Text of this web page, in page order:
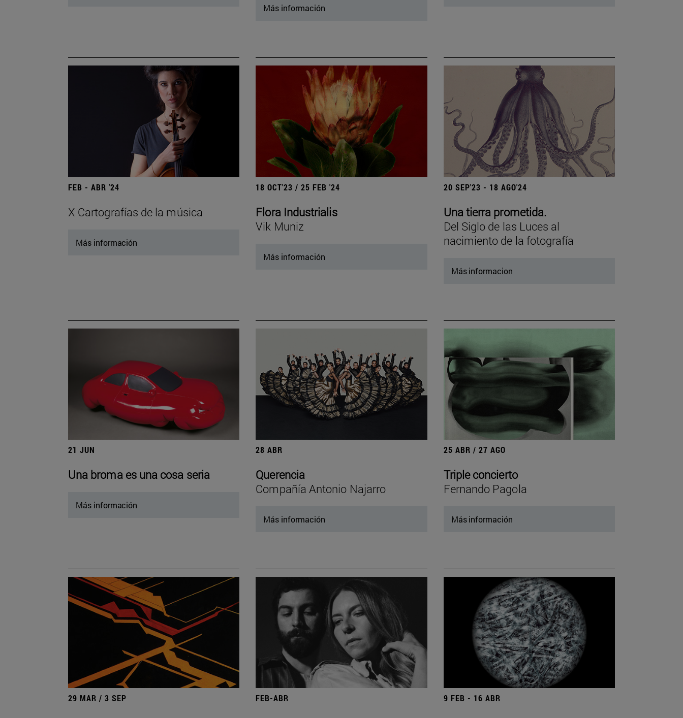
Más información
FEB - ABR '24
X Cartografías de la música
Más información
18 OCT'23 / 25 FEB '24
Flora Industrialis
Vik Muniz
Más información
20 SEP'23 - 18 AGO'24
Una tierra prometida.
Del Siglo de las Luces al
nacimiento de la fotografía
Más informacion
21 JUN
Una broma es una cosa seria
Más información
28 ABR
Querencia
Compañía Antonio Najarro
Más información
25 ABR / 27 AGO
Triple concierto
Fernando Pagola
Más información
29 MAR / 3 SEP FEB-ABR 9 FEB - 16 ABR